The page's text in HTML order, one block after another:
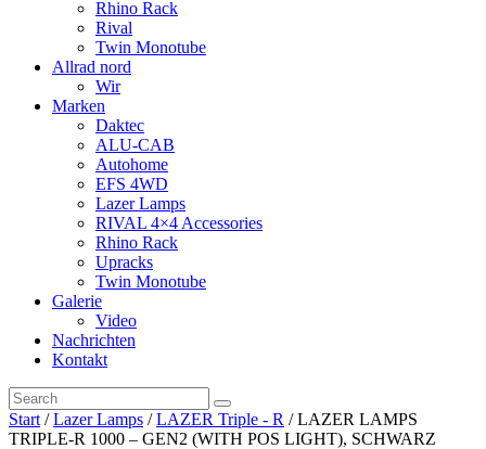
Rhino Rack
Rival
Twin Monotube
Allrad nord
Wir
Marken
Daktec
ALU-CAB
Autohome
EFS 4WD
Lazer Lamps
RIVAL 4×4 Accessories
Rhino Rack
Upracks
Twin Monotube
Galerie
Video
Nachrichten
Kontakt
Start /Lazer Lamps /LAZER Triple - R / LAZER LAMPS
TRIPLE-R 1000 – GEN2 (WITH POS LIGHT), SCHWARZ